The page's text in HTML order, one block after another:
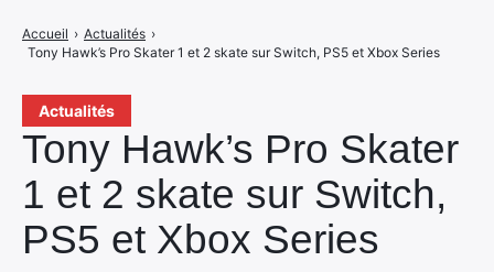
Actualités
Tony Hawk’s Pro Skater
1 et 2 skate sur Switch,
PS5 et Xbox Series
Accueil › Actualités ›
Tony Hawk’s Pro Skater 1 et 2 skate sur Switch, PS5 et Xbox Series